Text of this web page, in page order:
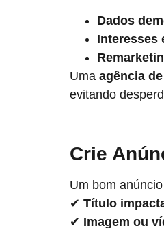
Dados
Interesses
Uma agência
evitando
Crie
Um bom
✔ Título
✔ Imagem ou